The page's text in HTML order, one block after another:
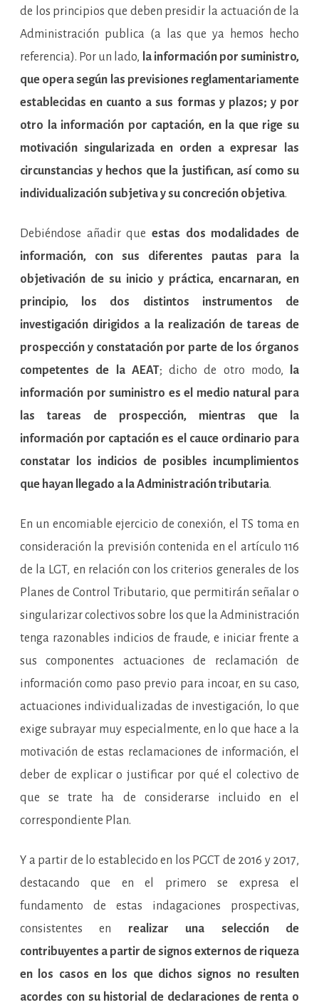
de los principios que deben presidir la actuación de la
Administración publica (a las que ya hemos hecho
referencia). Por un lado, la información por suministro,
que opera según las previsiones reglamentariamente
establecidas en cuanto a sus formas y plazos; y por
otro la información por captación, en la que rige su
motivación singularizada en orden a expresar las
circunstancias y hechos que la justifican, así como su
individualización subjetiva y su concreción objetiva.
Debiéndose añadir que estas dos modalidades de
información, con sus diferentes pautas para la
objetivación de su inicio y práctica, encarnaran, en
principio, los dos distintos instrumentos de
investigación dirigidos a la realización de tareas de
prospección y constatación por parte de los órganos
competentes de la AEAT; dicho de otro modo,
la
información por suministro es el medio natural para
las tareas de prospección, mientras que la
información por captación es el cauce ordinario para
constatar los indicios de posibles incumplimientos
que hayan llegado a la Administración tributaria.
En un encomiable ejercicio de conexión, el TS toma en
consideración la previsión contenida en el artículo 116
de la LGT, en relación con los criterios generales de los
Planes de Control Tributario, que permitirán señalar o
singularizar colectivos sobre los que la Administración
tenga razonables indicios de fraude, e iniciar frente a
sus componentes actuaciones de reclamación de
información como paso previo para incoar, en su caso,
actuaciones individualizadas de investigación, lo que
exige subrayar muy especialmente, en lo que hace a la
motivación de estas reclamaciones de información, el
deber de explicar o justificar por qué el colectivo de
que se trate ha de considerarse incluido en el
correspondiente Plan.
Y a partir de lo establecido en los PGCT de 2016 y 2017,
destacando que en el primero se expresa el
fundamento de estas indagaciones prospectivas,
consistentes en realizar una selección de
contribuyentes a partir de signos externos de riqueza
en los casos en los que dichos signos no resulten
acordes con su historial de declaraciones de renta o